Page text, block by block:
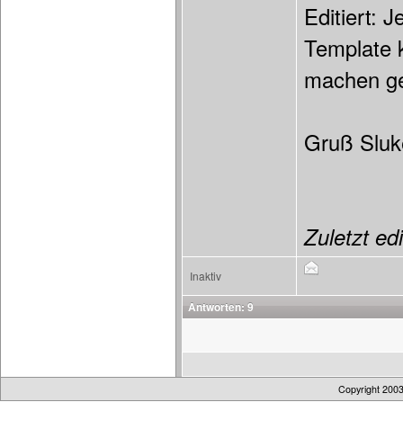
Editiert:
Template
machen
Gruß
Zuletzt
Inaktiv
Antworten: 9
Copyright